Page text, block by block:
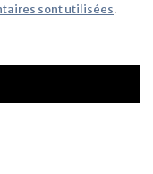
sont utilisées.